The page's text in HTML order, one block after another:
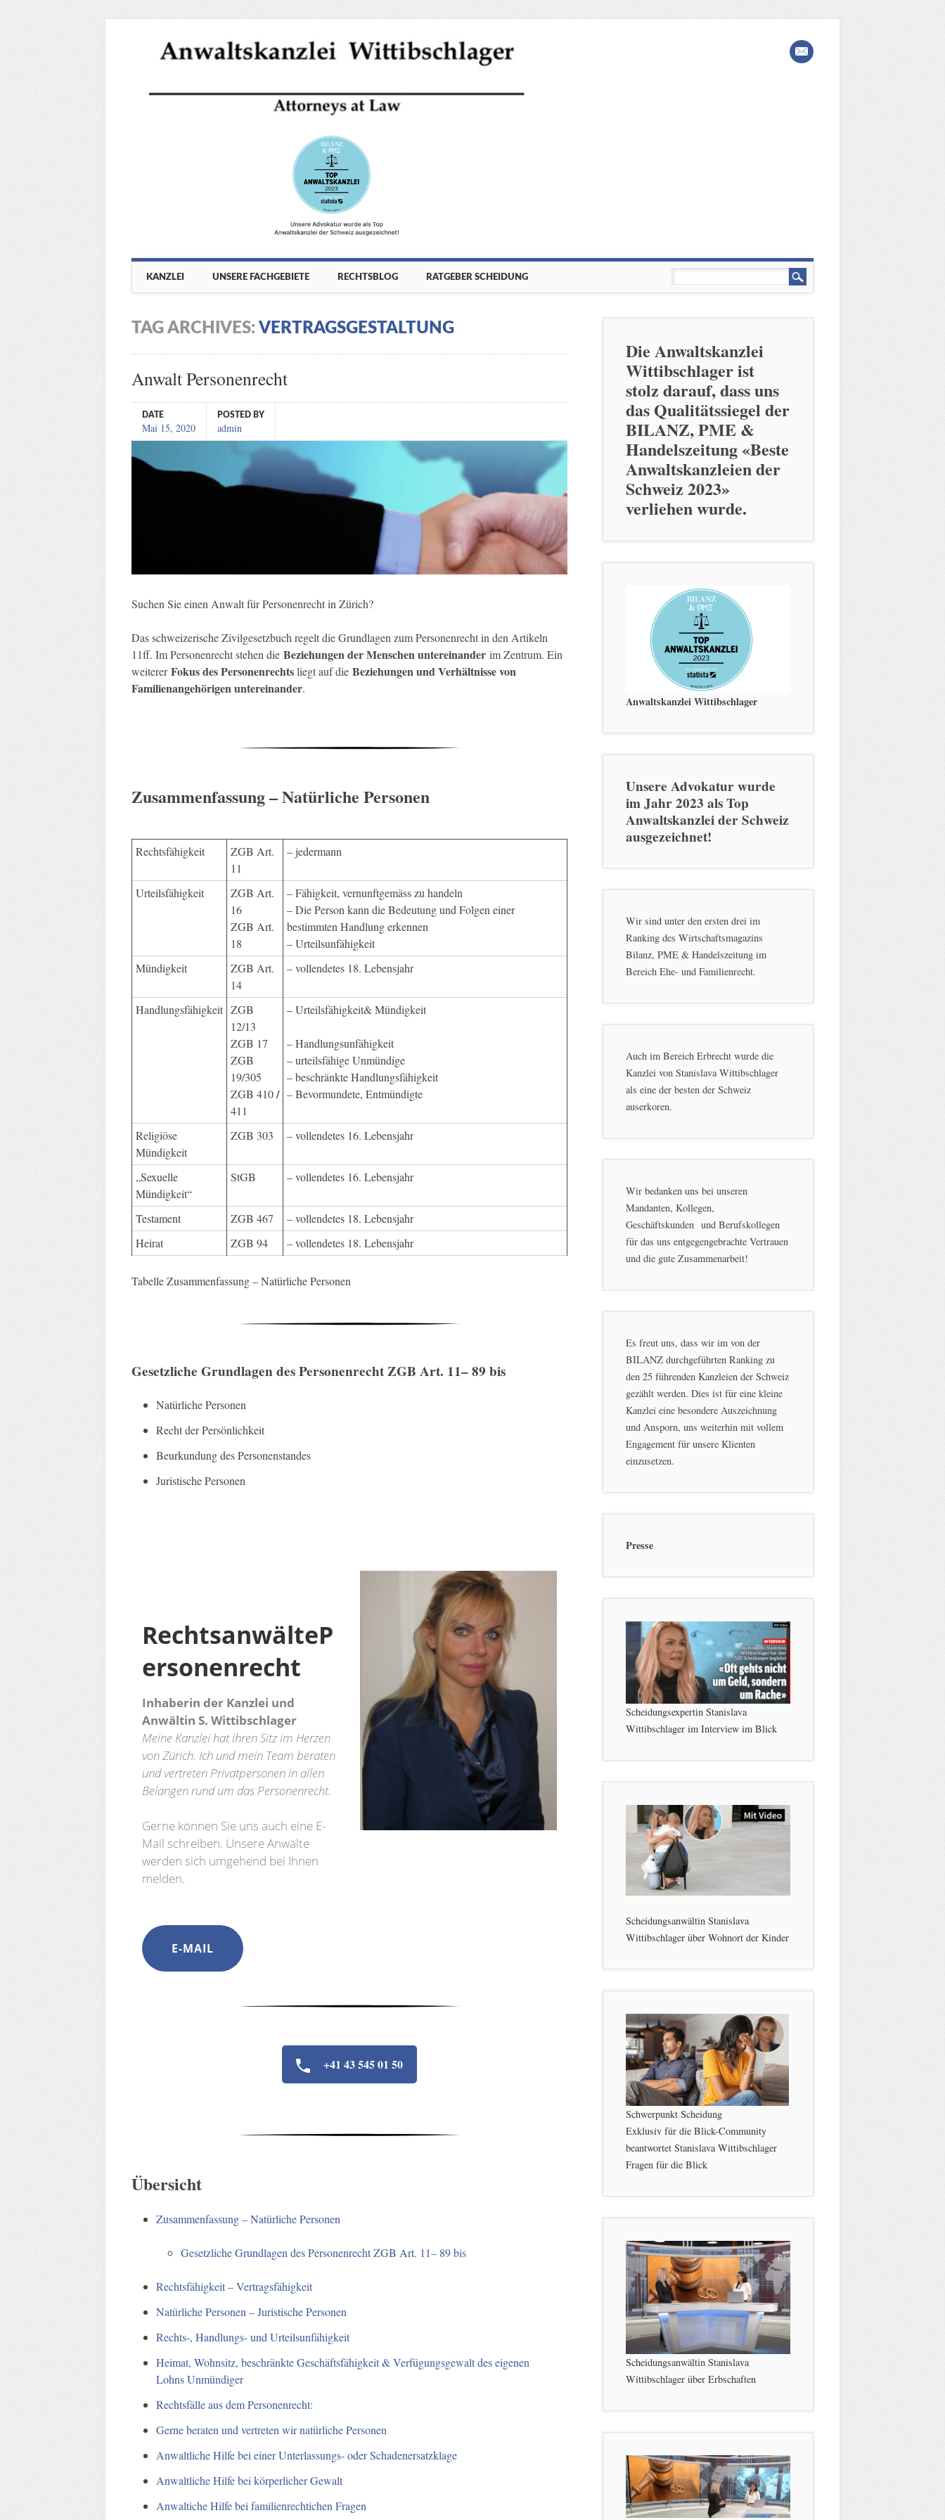
Main menu
KANZLEI UNSERE FACHGEBIETE RECHTSBLOG RATGEBER SCHEIDUNG
TAG ARCHIVES: VERTRAGSGESTALTUNG
Anwalt Personenrecht
DATE
Mai 15, 2020
POSTED BY
admin
Suchen Sie einen Anwalt für Personenrecht in Zürich?
Das schweizerische Zivilgesetzbuch regelt die Grundlagen zum Personenrecht in den Artikeln
11ff. Im Personenrecht stehen die Beziehungen der Menschen untereinanderim Zentrum. Ein
weitererFokus des Personenrechtsliegt auf die Beziehungen und Verhältnisse von
Familienangehörigen untereinander.
Zusammenfassung – Natürliche Personen
Rechtsfähigkeit
ZGB Art.
11
– jedermann
Urteilsfähigkeit
ZGB Art.
16
ZGB Art.
18
– Fähigkeit, vernunftgemäss zu handeln
– Die Person kann die Bedeutung und Folgen einer
bestimmten Handlung erkennen
– Urteilsunfähigkeit
Mündigkeit
ZGB Art.
14
– vollendetes 18. Lebensjahr
Handlungsfähigkeit ZGB
12/13
ZGB 17
ZGB
19/305
ZGB 410/
411
– Urteilsfähigkeit& Mündigkeit
– Handlungsunfähigkeit
– urteilsfähige Unmündige
– beschränkte Handlungsfähigkeit
– Bevormundete, Entmündigte
Religiöse
Mündigkeit
ZGB 303 – vollendetes 16. Lebensjahr
„Sexuelle
Mündigkeit“
StGB – vollendetes 16. Lebensjahr
Testament ZGB 467
– vollendetes 18. Lebensjahr
Heirat
ZGB 94 – vollendetes 18. Lebensjahr
Tabelle Zusammenfassung – Natürliche Personen
Gesetzliche Grundlagendes PersonenrechtZGB Art. 11– 89 bis
Natürliche Personen
Recht der Persönlichkeit
Beurkundung des Personenstandes
Juristische Personen
RechtsanwälteP
ersonenrecht
Inhaberin der Kanzlei und
Anwältin S. Wittibschlager
Meine Kanzlei hat ihren Sitz im Herzen
von Zürich. Ich und mein Team beraten
und vertreten Privatpersonen in allen
Belangen rund um das Personenrecht.
Gerne können Sie uns auch eine E-
Mail schreiben. Unsere Anwälte
werden sich umgehend bei Ihnen
melden.
E-MAIL
+41 43 545 01 50
Übersicht
Zusammenfassung – Natürliche Personen
Gesetzliche Grundlagen des Personenrecht ZGB Art. 11– 89 bis
Rechtsfähigkeit – Vertragsfähigkeit
Natürliche Personen – Juristische Personen
Rechts-, Handlungs- und Urteilsunfähigkeit
Heimat, Wohnsitz, beschränkte Geschäftsfähigkeit & Verfügungsgewalt des eigenen
Lohns Unmündiger
Rechtsfälle aus dem Personenrecht:
Gerne beraten und vertreten wir natürliche Personen
Anwaltliche Hilfe bei einer Unterlassungs- oder Schadenersatzklage
Anwaltliche Hilfe bei körperlicher Gewalt
Anwaltiche Hilfe bei familienrechtichen Fragen
Die Anwaltskanzlei
Wittibschlager ist
stolz darauf, dass uns
das Qualitätssiegel der
BILANZ, PME &
Handelszeitung «Beste
Anwaltskanzleien der
Schweiz 2023»
verliehen wurde.
Anwaltskanzlei Wittibschlager
Unsere Advokatur wurde
im Jahr 2023 als Top
Anwaltskanzlei der Schweiz
ausgezeichnet!
Wir sind unter den ersten drei im
Ranking des Wirtschaftsmagazins
Bilanz, PME & Handelszeitung im
Bereich Ehe- und Familienrecht.
Auch im Bereich Erbrecht wurde die
Kanzlei von Stanislava Wittibschlager
als eine der besten der Schweiz
auserkoren.
Wir bedanken uns bei unseren
Mandanten, Kollegen,
Geschäftskunden und Berufskollegen
für das uns entgegengebrachte Vertrauen
und die gute Zusammenarbeit!
Es freut uns, dass wir im von der
BILANZ durchgeführten Ranking zu
den 25 führenden Kanzleien der Schweiz
gezählt werden. Dies ist für eine kleine
Kanzlei eine besondere Auszeichnung
und Ansporn, uns weiterhin mit vollem
Engagement für unsere Klienten
einzusetzen.
Presse
Scheidungsexpertin Stanislava
Wittibschlager im Interview im Blick
Scheidungsanwältin Stanislava
Wittibschlager über Wohnort der Kinder
Schwerpunkt Scheidung
Exklusiv für die Blick-Community
beantwortet Stanislava Wittibschlager
Fragen für die Blick
Scheidungsanwältin Stanislava
Wittibschlager über Erbschaften